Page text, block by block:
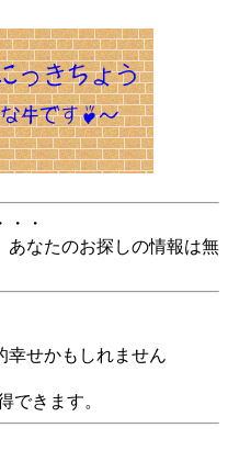
・
あなたのお探しの情報は無
幸せかもしれません
できます。